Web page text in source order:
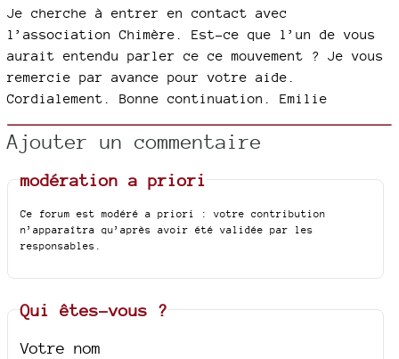
Je cherche à entrer en contact avec
l’association Chimère. Est-ce que l’un de vous
aurait entendu parler ce ce mouvement ? Je vous
remercie par avance pour votre aide.
Cordialement. Bonne continuation. Emilie
Ajouter un commentaire
modération a priori
Ce forum est modéré a priori : votre contribution
n’apparaîtra qu’après avoir été validée par les
responsables.
Qui êtes-vous ?
Votre nom